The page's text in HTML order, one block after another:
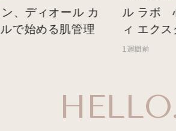
、ディオール カ
始める肌管理
ル ラボ
ィ エクス
1週間前